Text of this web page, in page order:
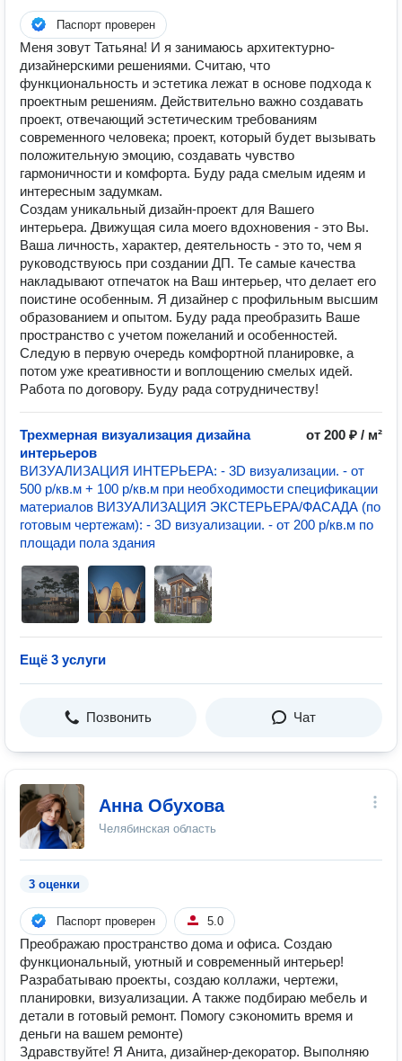
Паспорт проверен
Меня зовут Татьяна! И я занимаюсь архитектурно-
дизайнерскими решениями. Считаю, что
функциональность и эстетика лежат в основе подхода к
проектным решениям. Действительно важно создавать
проект, отвечающий эстетическим требованиям
современного человека; проект, который будет вызывать
положительную эмоцию, создавать чувство
гармоничности и комфорта. Буду рада смелым идеям и
интересным задумкам.
Создам уникальный дизайн-проект для Вашего
интерьера. Движущая сила моего вдохновения - это Вы.
Ваша личность, характер, деятельность - это то, чем я
руководствуюсь при создании ДП. Те самые качества
накладывают отпечаток на Ваш интерьер, что делает его
поистине особенным. Я дизайнер с профильным высшим
образованием и опытом. Буду рада преобразить Ваше
пространство с учетом пожеланий и особенностей.
Следую в первую очередь комфортной планировке, а
потом уже креативности и воплощению смелых идей.
Работа по договору. Буду рада сотрудничеству!
Трехмерная визуализация дизайна
интерьеров
от 200 ₽ / м²
ВИЗУАЛИЗАЦИЯ ИНТЕРЬЕРА: - 3D визуализации. - от
500 р/кв.м + 100 р/кв.м при необходимости спецификации
материалов ВИЗУАЛИЗАЦИЯ ЭКСТЕРЬЕРА/ФАСАДА (по
готовым чертежам): - 3D визуализации. - от 200 р/кв.м по
площади пола здания
Ещё 3 услуги
Позвонить Чат
Анна Обухова
Челябинская область
3 оценки
Паспорт проверен 5.0
Преображаю пространство дома и офиса. Создаю
функциональный, уютный и совpеменный интерьер!
Разрабатываю проекты, создаю коллажи, чертежи,
планировки, визуализации. А также подбираю мебель и
детали в готовый ремонт. Помогу сэкономить время и
деньги на вашем ремонте)
Здравствуйте! Я Анита, дизайнер-декоратор. Выполняю